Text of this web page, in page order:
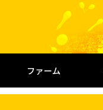
ファーム